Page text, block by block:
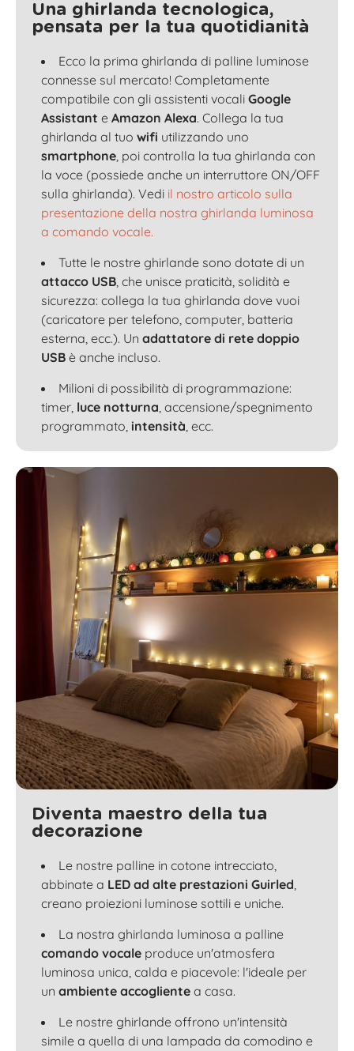
Una ghirlanda tecnologica,
pensata per la tua quotidianità
Ecco la prima ghirlanda di palline luminose
connesse sul mercato! Completamente
compatibile con gli assistenti vocali Google
Assistant e Amazon Alexa. Collega la tua
ghirlanda al tuo wifi utilizzando uno
smartphone, poi controlla la tua ghirlanda con
la voce (possiede anche un interruttore ON/OFF
sulla ghirlanda). Vedi il nostro articolo sulla
presentazione della nostra ghirlanda luminosa
a comando vocale.
Tutte le nostre ghirlande sono dotate di un
attacco USB, che unisce praticità, solidità e
sicurezza: collega la tua ghirlanda dove vuoi
(caricatore per telefono, computer, batteria
esterna, ecc.). Un adattatore di rete doppio
USB è anche incluso.
Milioni di possibilità di programmazione:
timer, luce notturna, accensione/spegnimento
programmato, intensità, ecc.
Diventa maestro della tua
decorazione
Le nostre palline in cotone intrecciato,
abbinate a LED ad alte prestazioni Guirled,
creano proiezioni luminose sottili e uniche.
La nostra ghirlanda luminosa a palline
comando vocale produce un'atmosfera
luminosa unica, calda e piacevole: l'ideale per
un ambiente accogliente a casa.
Le nostre ghirlande offrono un'intensità
simile a quella di una lampada da comodino e